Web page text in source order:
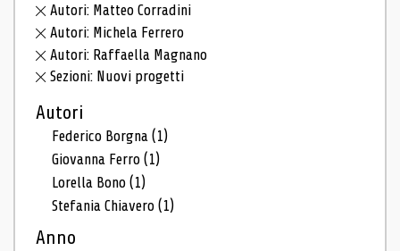
Autori: Matteo Corradini
Autori: Michela Ferrero
Autori: Raffaella Magnano
Sezioni: Nuovi progetti
Autori
Federico Borgna(1)
Giovanna Ferro(1)
Lorella Bono(1)
Stefania Chiavero(1)
Anno